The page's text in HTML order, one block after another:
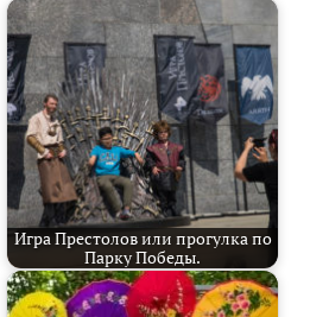
Игра Престолов или прогулка по
Парку Победы.